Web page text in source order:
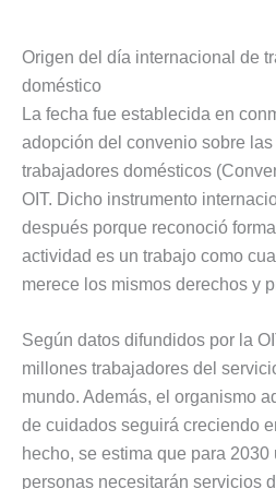
Origen del día internacional de
doméstico
La fecha fue establecida en
adopción del convenio sobre
trabajadores domésticos
OIT. Dicho instrumento
después porque reconoció
actividad es un trabajo como
merece los mismos derechos y
Según datos difundidos por la
millones trabajadores del
mundo. Además, el organismo
de cuidados seguirá creciendo
hecho, se estima que para
personas necesitarán servicios